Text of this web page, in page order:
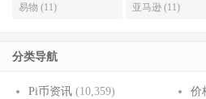
易物 (11) 亚马逊 (11)
分类导航
Pi币资讯 (10,359) 价